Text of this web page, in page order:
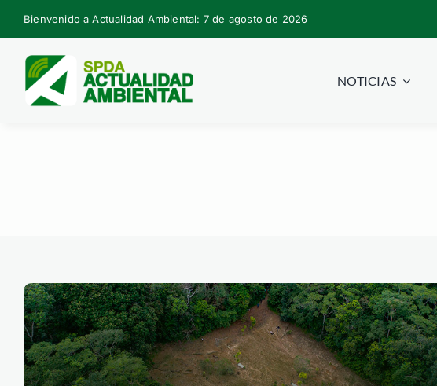
Skip
to
content
Bienvenido a Actualidad Ambiental: 7 de agosto de 2026
NOTICIAS